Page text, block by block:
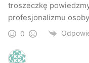
troszeczkę
profesjonalizmu
0